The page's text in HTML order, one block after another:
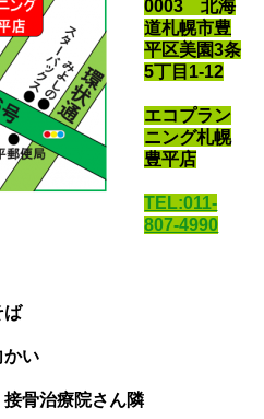
0003 北海
道札幌市豊
平区美園3条
5丁目1-12
エコプラン
ニング札幌
豊平店
TEL:011-
807-4990
ば
かい
骨治療院さん隣